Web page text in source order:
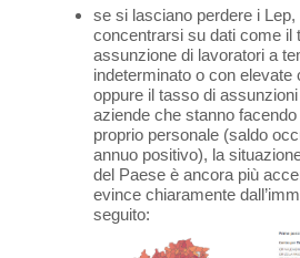
se si lasciano perdere i Lep,
concentrarsi su dati come il
assunzione di lavoratori a
indeterminato o con elevate
oppure il tasso di
aziende che stanno
proprio personale (saldo
annuo positivo), la
del Paese è ancora più
evince chiaramente
seguito: